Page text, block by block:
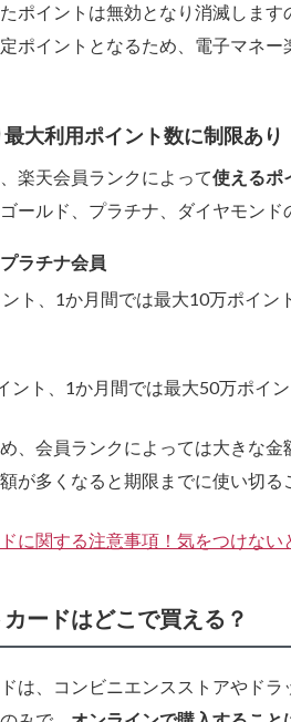
ポイントは無効となり消滅しま
ポイントとなるため、電子マネ
大利用ポイント数に制限あり
楽天会員ランクによって使えるポ
ールド、プラチナ、ダイヤモンド
ラチナ会員
ト、1か月間では最大10万ポイン
ント、1か月間では最大50万ポイン
、会員ランクによっては大きな金
が多くなると期限までに使い切
に関する注意事項！気をつけない
ードはどこで買える？
は、コンビニエンスストアやド